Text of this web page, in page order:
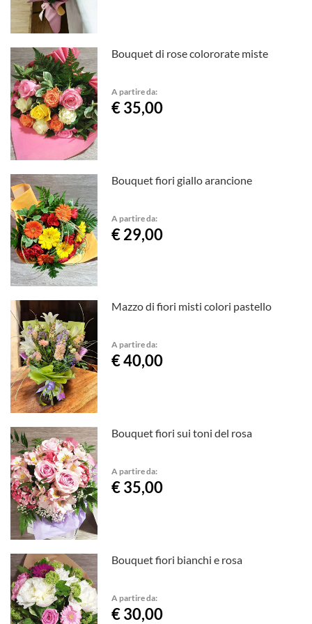
Bouquet di rose colororate miste
A partire da:
€ 35,00
Bouquet fiori giallo arancione
A partire da:
€ 29,00
Mazzo di fiori misti colori pastello
A partire da:
€ 40,00
Bouquet fiori sui toni del rosa
A partire da:
€ 35,00
Bouquet fiori bianchi e rosa
A partire da:
€ 30,00